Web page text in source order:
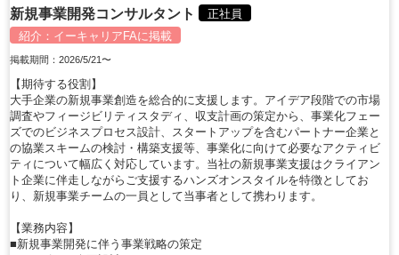
新規事業開発コンサルタント
正社員
紹介： イーキャリアFAに掲載
掲載期間：2026/5/21〜
【期待する役割】
大手企業の新規事業創造を総合的に支援します。アイデア段階での市場
調査やフィージビリティスタディ、収支計画の策定から、事業化フェー
ズでのビジネスプロセス設計、スタートアップを含むパートナー企業と
の協業スキームの検討・構築支援等、事業化に向けて必要なアクティビ
ティについて幅広く対応しています。当社の新規事業支援はクライアン
ト企業に伴走しながらご支援するハンズオンスタイルを特徴としてお
り、新規事業チームの一員として当事者として携わります。
【業務内容】
■新規事業開発に伴う事業戦略の策定